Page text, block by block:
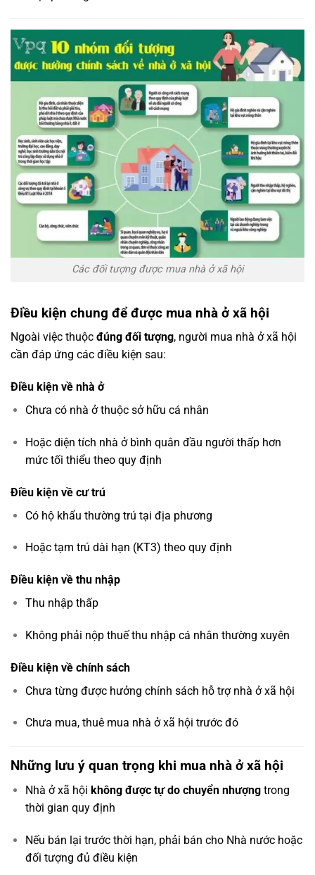
Các đối tượng được mua nhà ở xã hội
Điều kiện chung để được mua nhà ở xã hội
Ngoài việc thuộc đúng đối tượng, người mua nhà ở xã hội
cần đáp ứng các điều kiện sau:
Điều kiện về nhà ở
Chưa có nhà ở thuộc sở hữu cá nhân
Hoặc diện tích nhà ở bình quân đầu người thấp hơn
mức tối thiểu theo quy định
Điều kiện về cư trú
Có hộ khẩu thường trú tại địa phương
Hoặc tạm trú dài hạn (KT3) theo quy định
Điều kiện về thu nhập
Thu nhập thấp
Không phải nộp thuế thu nhập cá nhân thường xuyên
Điều kiện về chính sách
Chưa từng được hưởng chính sách hỗ trợ nhà ở xã hội
Chưa mua, thuê mua nhà ở xã hội trước đó
Những lưu ý quan trọng khi mua nhà ở xã hội
Nhà ở xã hội không được tự do chuyển nhượngtrong
thời gian quy định
Nếu bán lại trước thời hạn, phải bán cho Nhà nước hoặc
đối tượng đủ điều kiện